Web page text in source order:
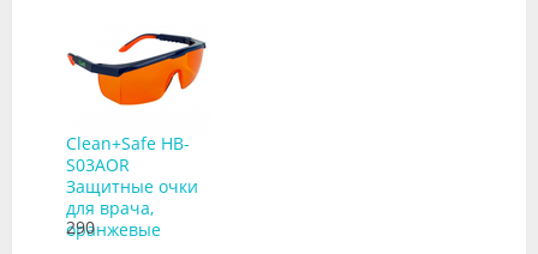
Clean+Safe HB-
S03AOR
Защитные очки
для врача,
оранжевые
290